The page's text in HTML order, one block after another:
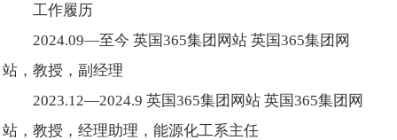
工作履历
2024.09—至今 英国365集团网站 英国365集团网
站，教授，副经理
2023.12—2024.9 英国365集团网站 英国365集团网
站，教授，经理助理，能源化工系主任